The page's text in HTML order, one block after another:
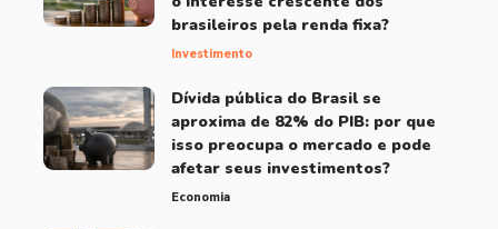
brasileiros pela renda fixa?
Investimento
Dívida pública do Brasil se
aproxima de 82% do PIB: por que
isso preocupa o mercado e pode
afetar seus investimentos?
Economia